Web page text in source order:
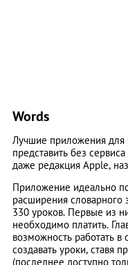
Words
Лучшие приложения для
представить без
даже редакция Apple,
Приложение идеально
расширения словарного
330 уроков. Первые из
необходимо платить.
возможность работать
создавать уроки, ставя
(последнее доступно